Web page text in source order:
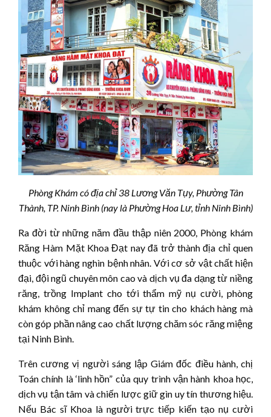
Phòng Khám có địa chỉ 38 Lương Văn Tụy, Phường Tân
Thành, TP. Ninh Bình (nay là Phường Hoa Lư, tỉnh Ninh Bình)
Ra đời từ những năm đầu thập niên 2000, Phòng khám
Răng Hàm Mặt Khoa Đạt nay đã trở thành địa chỉ quen
thuộc với hàng nghìn bệnh nhân. Với cơ sở vật chất hiện
đại, đội ngũ chuyên môn cao và dịch vụ đa dạng từ niềng
răng, trồng Implant cho tới thẩm mỹ nụ cười, phòng
khám không chỉ mang đến sự tự tin cho khách hàng mà
còn góp phần nâng cao chất lượng chăm sóc răng miệng
tại Ninh Bình.
Trên cương vị người sáng lập Giám đốc điều hành, chị
Toán chính là ‘linh hồn” của quy trình vận hành khoa học,
dịch vụ tận tâm và chiến lược giữ gìn uy tín thương hiệu.
Nếu Bác sĩ Khoa là người trực tiếp kiến tạo nụ cười